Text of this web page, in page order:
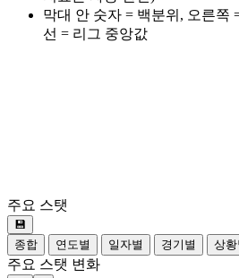
막대 안 숫자 = 백분위, 오른쪽
선 = 리그 중앙값
주요 스탯
💾
종합
연도별 일자별 경기별 상황
주요 스탯 변화